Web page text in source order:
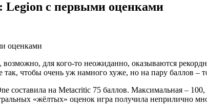
Legion с первыми оценками
для кого-то неожиданно, оказываются
чтобы очень уж намного хуже, но на пару баллов –
составила на Metacritic 75 баллов. Максимальная –
«жёлтых» оценок игра получила неприлично